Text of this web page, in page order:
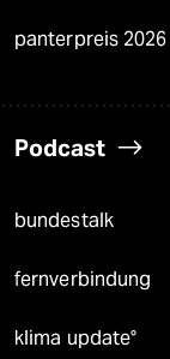
panterpreis 2026
Podcast
bundestalk
fernverbindung
klima update°